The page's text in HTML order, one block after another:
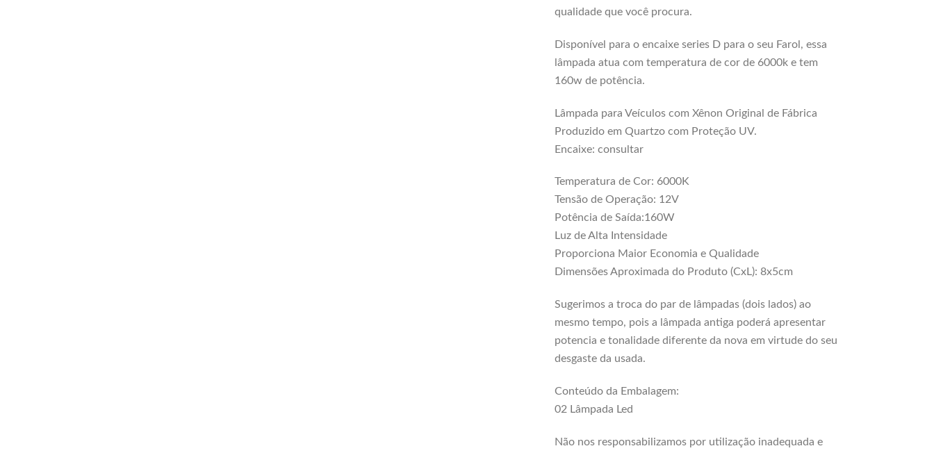
qualidade que você procura.
Disponível para o encaixe series D para o seu Farol, essa
lâmpada atua com temperatura de cor de 6000k e tem
160w de potência.
Lâmpada para Veículos com Xênon Original de Fábrica
Produzido em Quartzo com Proteção UV.
Encaixe: consultar
Temperatura de Cor: 6000K
Tensão de Operação: 12V
Potência de Saída:160W
Luz de Alta Intensidade
Proporciona Maior Economia e Qualidade
Dimensões Aproximada do Produto (CxL): 8x5cm
Sugerimos a troca do par de lâmpadas (dois lados) ao
mesmo tempo, pois a lâmpada antiga poderá apresentar
potencia e tonalidade diferente da nova em virtude do seu
desgaste da usada.
Conteúdo da Embalagem:
02 Lâmpada Led
Não nos responsabilizamos por utilização inadequada e